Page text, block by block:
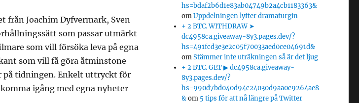
från Joachim Dyfvermark, Sven
som passar utmärkt
som vill försöka leva på egna
som vill få göra åtminstone
på tidningen. Enkelt uttryckt för
igång med egna nyheter
hs=bdaf2b6d1e83ab04749b2a4cb1183363&
omUppdelningen lyfter dramaturgin
+ 2 BTC. WITHDRAW ➤
dc4958ca.giveaway-8y3.pages.dev/?
hs=491fcd3e3e2c05f70033aed0ce04691d&
omStämmer inte uträkningen så är det ljug
+ 2 BTC. GET ▶ dc4958ca.giveaway-
8y3.pages.dev/?
hs=990d7bd040d94c24030d9aa0c9264ae8
&om 5 tips för att nå längre på Twitter